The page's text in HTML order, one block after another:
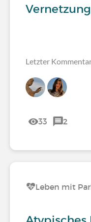
Letzter
33 2
Leben mit